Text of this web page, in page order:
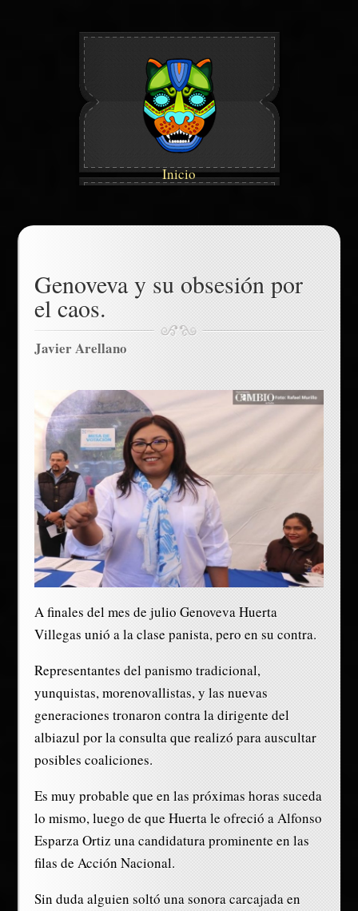
Inicio
Genoveva y su obsesión por
el caos.
Javier Arellano
A finales del mes de julio Genoveva Huerta
Villegas unió a la clase panista, pero en su contra.
Representantes del panismo tradicional,
yunquistas, morenovallistas, y las nuevas
generaciones tronaron contra la dirigente del
albiazul por la consulta que realizó para auscultar
posibles coaliciones.
Es muy probable que en las próximas horas suceda
lo mismo, luego de que Huerta le ofreció a Alfonso
Esparza Ortiz una candidatura prominente en las
filas de Acción Nacional.
Sin duda alguien soltó una sonora carcajada en